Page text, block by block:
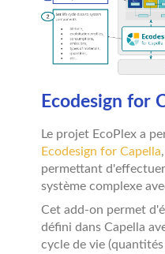
Ecodesign for
Le projet EcoPlex a
Ecodesign for Capella
permettant
système complexe
Cet add-on permet
défini dans Capella
cycle de vie